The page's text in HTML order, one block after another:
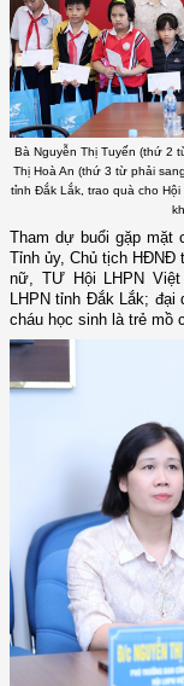
Bà Nguyễn Thị Tuyến (thứ 2
Thị Hoà An (thứ 3 từ phải
tỉnh Đắk Lắk, trao quà cho
Tham dự buổi gặp mặt
Tỉnh ủy, Chủ tịch HĐNĐ
nữ, TƯ Hội LHPN Việt
LHPN tỉnh Đắk Lắk; đại
cháu học sinh là trẻ mồ